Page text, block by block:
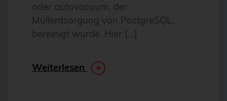
Apache Guacamole
apachekafka®
AppArmor
oder autovacuum, der
Müllentsorgung von PostgreSQL,
bereinigt wurde. Hier […]
Weiterlesen